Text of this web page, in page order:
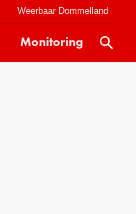
Weerbaar Dommelland
Monitoring